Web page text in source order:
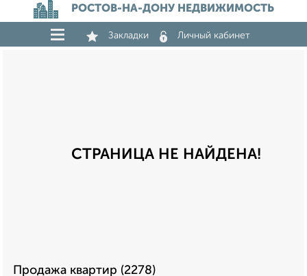
РОСТОВ-НА-ДОНУ НЕДВИЖИМОСТЬ
Закладки Личный кабинет
СТРАНИЦА НЕ НАЙДЕНА!
Продажа квартир (2278)